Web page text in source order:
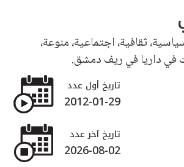
ثقافية، اجتماعية، منوعة،
في داريا في ريف دمشق.
تاريخ أول عدد
2012-01-29
تاريخ آخر عدد
2026-08-02